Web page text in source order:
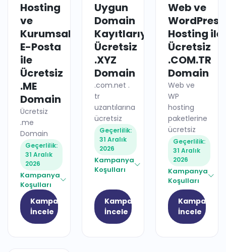
Hosting
ve
Kurumsal
E-Posta
ile
Ücretsiz
.ME
Domain
HOSTING
Ücretsiz
.me
Domain
Geçerlilik:
31 Aralık
2026
Kampanya
Koşulları
Kampanyayı
İncele
Uygun
Domain
Kayıtlarıyla
Ücretsiz
.XYZ
Domain
DOMAIN
.com.net .
tr
uzantılarına
ücretsiz
Geçerlilik:
31 Aralık
2026
Kampanya
Koşulları
Kampanyayı
İncele
Web ve
WordPress
Hosting ile
Ücretsiz
.COM.TR
Domain
Web ve
WP
hosting
paketlerine
ücretsiz
Geçerlilik:
31 Aralık
2026
Kampanya
Koşulları
İncele